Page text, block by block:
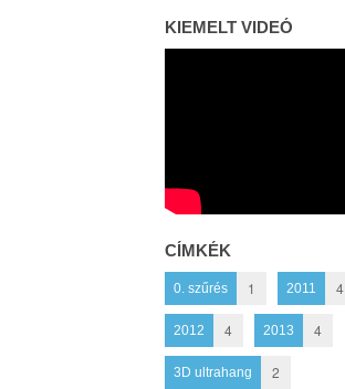
KIEMELT VIDEÓ
CÍMKÉK
0. szűrés 1 2011 4
2012 4 2013 4
3D ultrahang 2